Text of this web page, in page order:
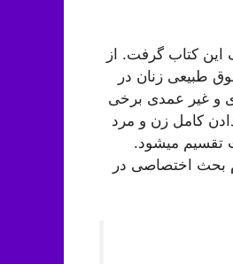
این کتاب گرفت. از
طبیعی زنان در
و غیر عمدی برخی
کامل زن و مرد
تقسیم میشود.
بحث اختصاصی در